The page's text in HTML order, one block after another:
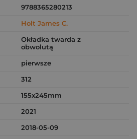
9788365280213
Holt James C.
Okładka twarda z
obwolutą
pierwsze
312
155x245mm
2021
2018-05-09